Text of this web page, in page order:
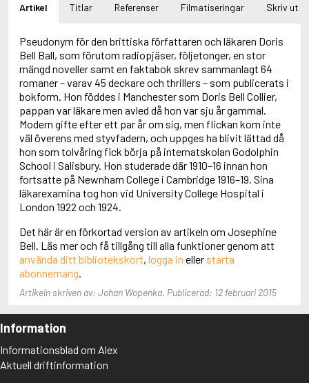
Adnan, Etel
Adolfsson, Evert
Adolfsson, Gunnar
Adolfsson, Josefine
Adolfsson, Maria
Adolphsen, Peter
Artikel Titlar Referenser Filmatiseringar Skriv ut
Pseudonym för den brittiska författaren och läkaren Doris
Bell Ball, som förutom radiopjäser, följetonger, en stor
mängd noveller samt en faktabok skrev sammanlagt 64
romaner – varav 45 deckare och thrillers – som publicerats i
bokform. Hon föddes i Manchester som Doris Bell Collier,
pappan var läkare men avled då hon var sju år gammal.
Modern gifte efter ett par år om sig, men flickan kom inte
väl överens med styvfadern, och uppges ha blivit lättad då
hon som tolvåring fick börja på internatskolan Godolphin
School i Salisbury. Hon studerade där 1910–16 innan hon
fortsatte på Newnham College i Cambridge 1916–19. Sina
läkarexamina tog hon vid University College Hospital i
London 1922 och 1924.
Det här är en förkortad version av artikeln om Josephine
Bell. Läs mer och få tillgång till alla funktioner genom att
använda ditt bibliotekskort, logga in eller starta
abonnemang
Artikeln skriven av: Johan Wopenka. Publicerad: 12 februari 2015
Information
Informationsblad om Alex
Aktuell driftinformation